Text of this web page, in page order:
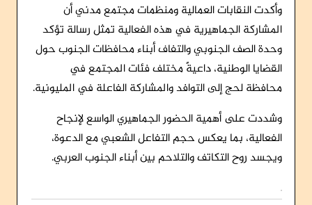
وأكدت النقابات العمالية ومنظمات مجتمع مدني أن
المشاركة الجماهيرية في هذه الفعالية تمثل رسالة تؤكد
وحدة الصف الجنوبي والتفاف أبناء محافظات الجنوب حول
القضايا الوطنية، داعيةً مختلف فئات المجتمع في
محافظة لحج إلى التوافد والمشاركة الفاعلة في المليونية.
وشددت على أهمية الحضور الجماهيري الواسع لإنجاح
الفعالية، بما يعكس حجم التفاعل الشعبي مع الدعوة،
ويجسد روح التكاتف والتلاحم بين أبناء الجنوب العربي.